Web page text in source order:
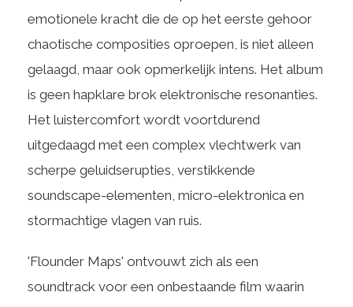
emotionele kracht die de op het eerste gehoor
chaotische composities oproepen, is niet alleen
gelaagd, maar ook opmerkelijk intens. Het album
is geen hapklare brok elektronische resonanties.
Het luistercomfort wordt voortdurend
uitgedaagd met een complex vlechtwerk van
scherpe geluidserupties, verstikkende
soundscape-elementen, micro-elektronica en
stormachtige vlagen van ruis.
'Flounder Maps' ontvouwt zich als een
soundtrack voor een onbestaande film waarin